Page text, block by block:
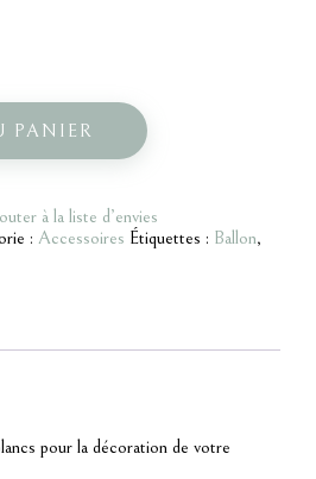
PANIER
à la liste d’envies
: Accessoires Étiquettes : Ballon,
pour la décoration de votre